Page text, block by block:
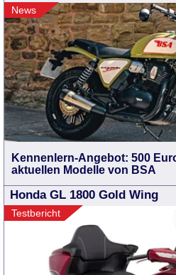
News
Kennenlern-Angebot: 500
aktuellen Modelle von BSA
Honda GL 1800 Gold Wing
Testbericht